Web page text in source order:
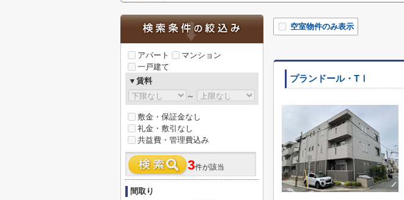
空室物件のみ表示
プランドール・TⅠ
アパート
マンション
一戸建て
▼賃料
～
敷金・保証金なし
礼金・敷引なし
共益費・管理費込み
3件が該当
間取り